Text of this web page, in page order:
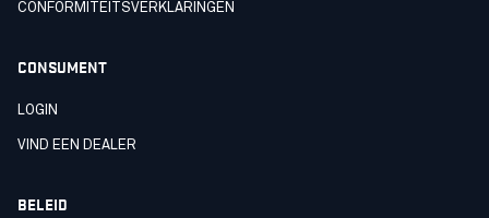
CONFORMITEITSVERKLARINGEN
CONSUMENT
LOGIN
VIND EEN DEALER
BELEID